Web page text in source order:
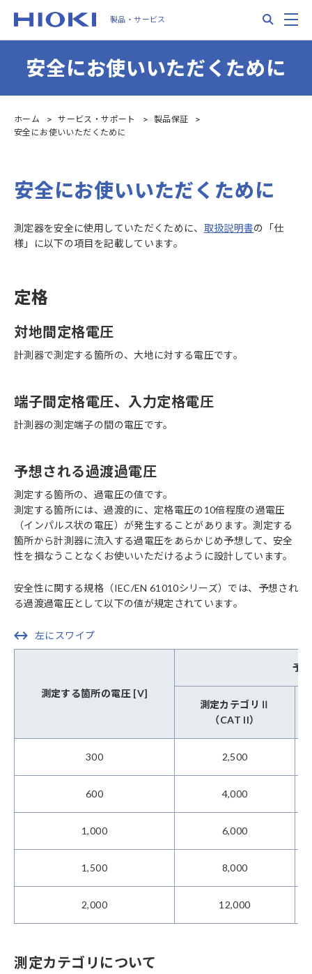
main
製品・サービス
安全にお使いいただくために
ホーム サービス・サポート
製品保証
安全にお使いいただくために
安全にお使いいただくために
測定器を安全に使用していただくために、 取扱説明書の「仕
様」に以下の項目を記載しています。
定格
対地間定格電圧
計測器で測定する箇所の、大地に対する電圧です。
端子間定格電圧、入力定格電圧
計測器の測定端子の間の電圧です。
予想される過渡過電圧
測定する箇所の、過電圧の値です。
測定する箇所には、過渡的に、定格電圧の10倍程度の過電圧
（インパルス状の電圧）が発生することがあります。測定する
箇所から計測器に流入する過電圧をあらかじめ予想して、安全
性を損なうことなくお使いいただけるように設計しています。
安全性に関する規格（IEC/EN 61010シリーズ）では、予想され
る過渡過電圧として以下の値が規定されています。
左にスワイプ
測定する箇所の電圧 [V]
予
測定カテゴリⅡ
（CAT II）
300 2,500
600 4,000
1,000 6,000
1,500 8,000
2,000 12,000
測定カテゴリについて